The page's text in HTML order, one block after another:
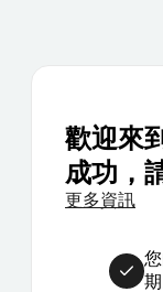
歡迎來
成功，
更多資訊
期